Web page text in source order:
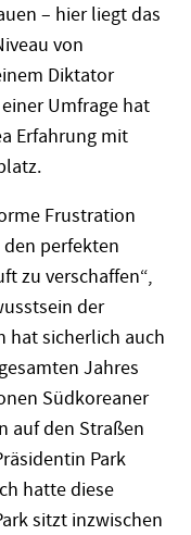
– hier liegt das
von
Diktator
Umfrage hat
Erfahrung mit
Frustration
perfekten
zu verschaffen“,
der
hat sicherlich auch
Jahres
Südkoreaner
auf den Straßen
Park
hatte diese
sitzt inzwischen